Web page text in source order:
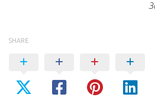
SHARE